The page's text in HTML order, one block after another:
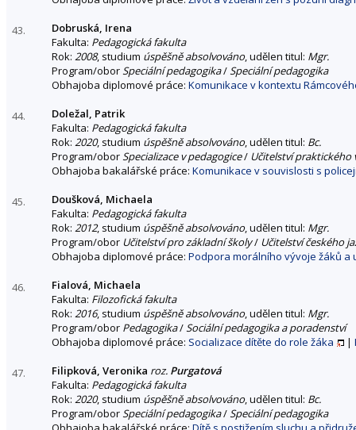
43.
Dobruská, Irena
Fakulta: Pedagogická fakulta
Rok: 2008, studium úspěšně absolvováno, udělen titul: Mgr.
Program/oborSpeciální pedagogika/Speciální pedagogika
Obhajoba diplomové práce: Komunikace v kontextu
44.
Doležal, Patrik
Fakulta: Pedagogická fakulta
Rok: 2020, studium úspěšně absolvováno, udělen titul: Bc.
Program/oborSpecializace v pedagogice/ Učitelství praktického
Obhajoba bakalářské práce: Komunikace v souvislosti s
45.
Doušková, Michaela
Fakulta: Pedagogická fakulta
Rok: 2012, studium úspěšně absolvováno, udělen titul: Mgr.
Program/obor Učitelství pro základní školy/ Učitelství českého
Obhajoba diplomové práce: Podpora morálního vývoje žáků
46.
Fialová, Michaela
Fakulta: Filozofická fakulta
Rok: 2016, studium úspěšně absolvováno, udělen titul: Mgr.
Program/obor Pedagogika/Sociální pedagogika a poradenství
Obhajoba diplomové práce: Socializace dítěte do role žáka |
47. Filipková, Veronika roz. Purgatová
Fakulta: Pedagogická fakulta
Rok: 2020, studium úspěšně absolvováno, udělen titul: Bc.
Program/oborSpeciální pedagogika/Speciální pedagogika